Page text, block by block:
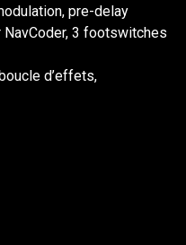
pre-delay
NavCoder, 3 footswitches
d’effets,